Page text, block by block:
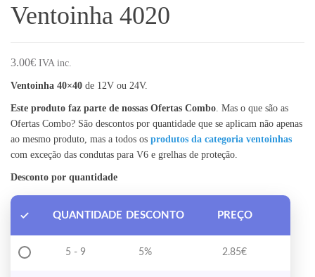
Ventoinha 4020
3.00€ IVA inc.
Ventoinha 40×40 de 12V ou 24V.
Este produto faz parte de nossas Ofertas Combo . Mas o que são as
Ofertas Combo? São descontos por quantidade que se aplicam não apenas
ao mesmo produto, mas a todos os produtos da categoria ventoinhas
com exceção das condutas para V6 e grelhas de proteção.
Desconto por quantidade
QUANTIDADE DESCONTO PREÇO
5 - 9 5% 2.85€